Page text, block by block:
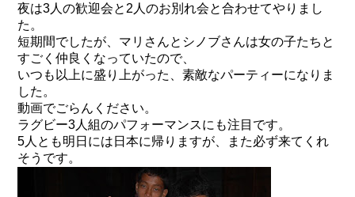
夜は3人の歓迎会と2人のお別れ会と合わせてやりまし
た。
短期間でしたが、マリさんとシノブさんは女の子たちと
すごく仲良くなっていたので、
いつも以上に盛り上がった、素敵なパーティーになりま
した。
動画でごらんください。
ラグビー3人組のパフォーマンスにも注目です。
5人とも明日には日本に帰りますが、また必ず来てくれ
そうです。